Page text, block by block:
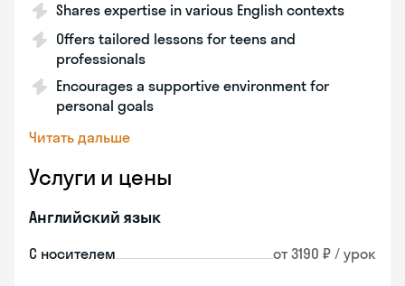
Shares expertise in various English contexts
Offers tailored lessons for teens and
professionals
Encourages a supportive environment for
personal goals
Читать дальше
Услуги и цены
Английский язык
С носителем от 3190 ₽ / урок